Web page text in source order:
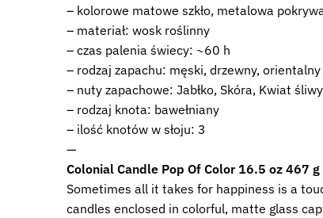
– kolorowe matowe szkło, metalowa
– materiał: wosk roślinny
– czas palenia świecy: ~60 h
– rodzaj zapachu: męski, drzewny, orientalny
– nuty zapachowe: Jabłko, Skóra, Kwiat
– rodzaj knota: bawełniany
– ilość knotów w słoju: 3
—
Colonial Candle Pop Of Color 16.5 oz 467
Sometimes all it takes for happiness is a
candles enclosed in colorful, matte glass